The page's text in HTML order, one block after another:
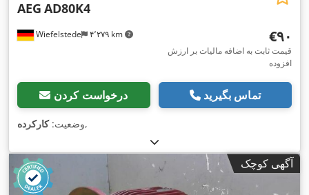
Wiefelstede ۴٬۲۷۹ km
AEG AD80K4
‎€۹۰
قیمت ثابت به اضافه مالیات بر ارزش
افزوده
درخواست کردن تماس بگیرید
وضعیت:کارکرده ,
آگهی کوچک